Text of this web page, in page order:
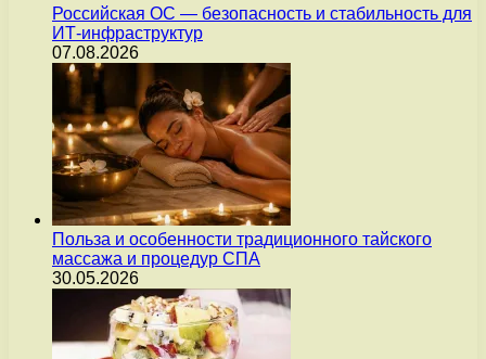
Российская ОС — безопасность и стабильность для
ИТ-инфраструктур
07.08.2026
Польза и особенности традиционного тайского
массажа и процедур СПА
30.05.2026